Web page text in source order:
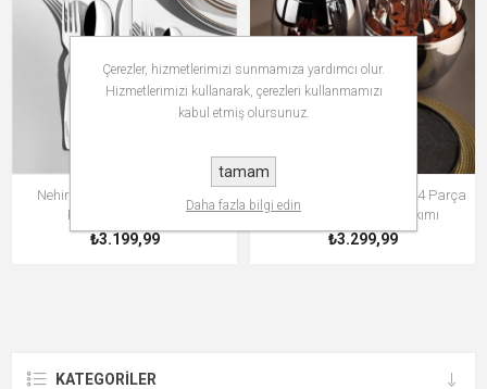
Nehir Lizbon 36 Parça Çatal
Kaşık Bıçak Takımı
₺3.199,99
Fecra Silver Egg Standlı 24 Parça
Çatal Kaşık Bıçak Takımı
₺3.299,99
KATEGORILER
Çerezler, hizmetlerimizi sunmamıza yardımcı olur.
Hizmetlerimizi kullanarak, çerezleri kullanmamızı
kabul etmiş olursunuz.
tamam
Daha fazla bilgi edin